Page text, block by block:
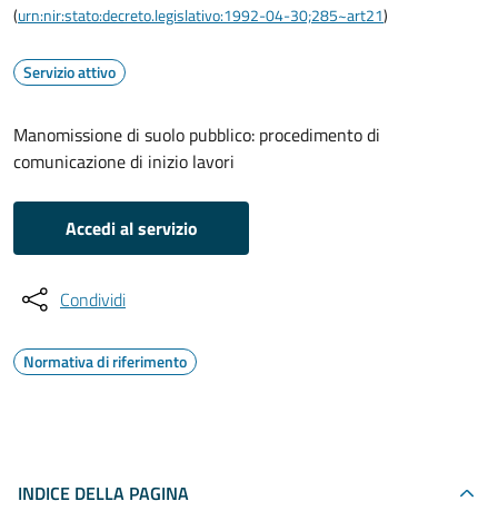
(urn:nir:stato:decreto.legislativo:1992-04-30;285~art21)
Servizio attivo
Manomissione di suolo pubblico: procedimento di
comunicazione di inizio lavori
Accedi al servizio
Condividi
Normativa di riferimento
INDICE DELLA PAGINA